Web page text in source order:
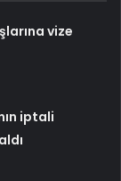
vize
iptali